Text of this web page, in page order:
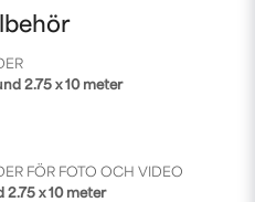
2.75 x 10 meter
FÖR FOTO OCH VIDEO
x 10 meter